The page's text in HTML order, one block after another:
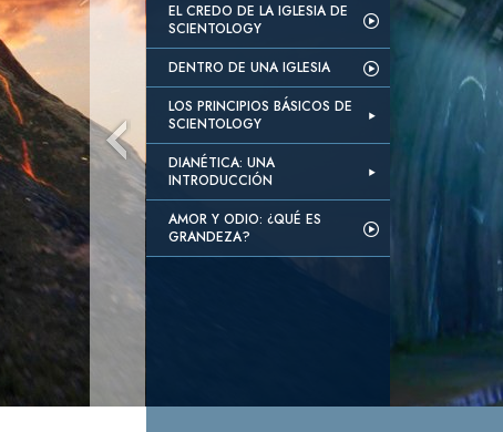
EL CREDO DE LA IGLESIA DE
SCIENTOLOGY
DENTRO DE UNA IGLESIA
LOS PRINCIPIOS BÁSICOS DE
SCIENTOLOGY
DIANÉTICA: UNA
INTRODUCCIÓN
AMOR Y ODIO: ¿QUÉ ES
GRANDEZA?